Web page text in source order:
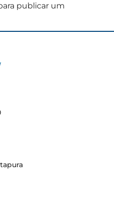
publicar um